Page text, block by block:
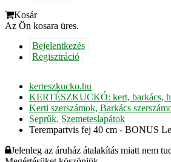
Kosár
Az Ön kosara üres.
Bejelentkezés
Regisztráció
kerteszkucko.hu
KERTÉSZKUCKÓ: kert, barkács,
Kerti szerszámok, Barkács
Seprűk, Szemeteslapátok
Terempartvis fej 40 cm - BONUS
Jelenleg az áruház átalakítás miatt nem